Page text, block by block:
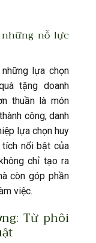
nỗ lực
lựa chọn
tặng doanh
thuần là món
công, danh
lựa chọn huy
tích nổi bật của
chỉ tạo ra
còn góp phần
việc.
Từ phôi